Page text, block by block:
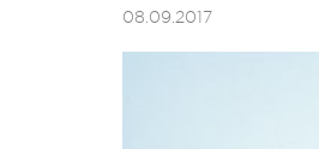
08.09.2017